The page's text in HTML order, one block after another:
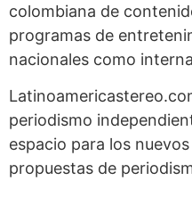
colombiana de
programas de
nacionales como
periodismo
espacio para los
propuestas de